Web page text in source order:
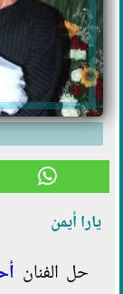
يارا أيمن
حل الفنان